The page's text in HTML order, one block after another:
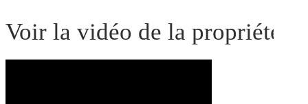
Voir la vidéo de la propriété